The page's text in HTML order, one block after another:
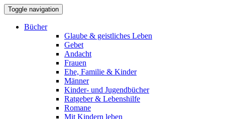
Toggle navigation
Bücher
Glaube & geistliches Leben
Gebet
Andacht
Frauen
Ehe, Familie & Kinder
Männer
Kinder- und Jugendbücher
Ratgeber & Lebenshilfe
Romane
Mit Kindern leben